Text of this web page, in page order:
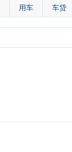
用车 车贷